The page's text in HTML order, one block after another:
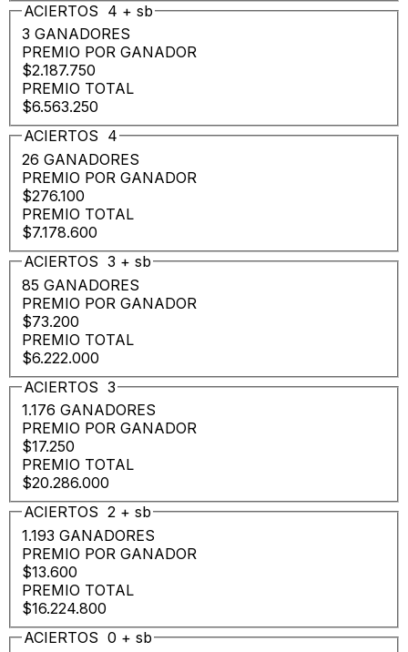
ACIERTOS 4 + sb
3 GANADORES
PREMIO POR GANADOR
$2.187.750
PREMIO TOTAL
$6.563.250
ACIERTOS 4
26 GANADORES
PREMIO POR GANADOR
$276.100
PREMIO TOTAL
$7.178.600
ACIERTOS 3 + sb
85 GANADORES
PREMIO POR GANADOR
$73.200
PREMIO TOTAL
$6.222.000
ACIERTOS 3
1.176 GANADORES
PREMIO POR GANADOR
$17.250
PREMIO TOTAL
$20.286.000
ACIERTOS 2 + sb
1.193 GANADORES
PREMIO POR GANADOR
$13.600
PREMIO TOTAL
$16.224.800
ACIERTOS 0 + sb